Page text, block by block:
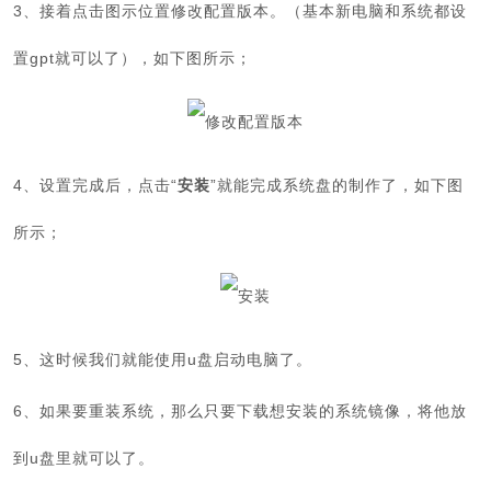
3、接着点击图示位置修改配置版本。（基本新电脑和系统都设
置gpt就可以了），如下图所示；
4、设置完成后，点击“安装”就能完成系统盘的制作了，如下图
所示；
5、这时候我们就能使用u盘启动电脑了。
6、如果要重装系统，那么只要下载想安装的系统镜像，将他放
到u盘里就可以了。